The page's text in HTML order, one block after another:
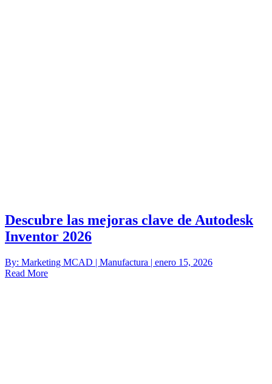
Descubre las mejoras clave de Autodesk
Inventor 2026
By: Marketing MCAD | Manufactura | enero 15, 2026
Read More